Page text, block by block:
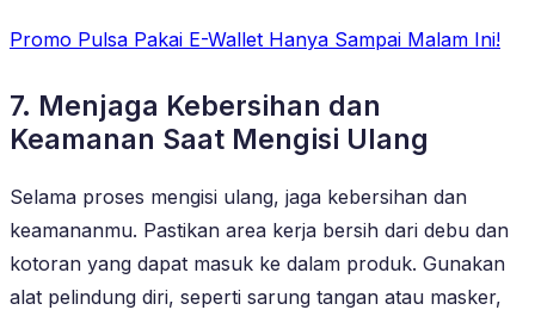
Promo Pulsa Pakai E-Wallet Hanya Sampai Malam Ini!
7. Menjaga Kebersihan dan
Keamanan Saat Mengisi Ulang
Selama proses mengisi ulang, jaga kebersihan dan
keamananmu. Pastikan area kerja bersih dari debu dan
kotoran yang dapat masuk ke dalam produk. Gunakan
alat pelindung diri, seperti sarung tangan atau masker,